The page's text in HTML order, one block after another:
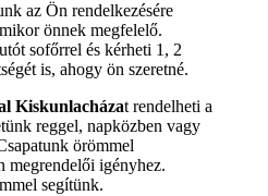
az Ön rendelkezésére
önnek megfelelő.
sofőrrel és kérheti 1, 2
is, ahogy ön szeretné.
Kiskunlacházat rendelheti a
reggel, napközben vagy
örömmel
megrendelői igényhez.
segítünk.